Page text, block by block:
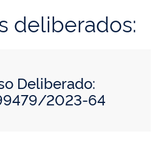
deliberados:
Deliberado:
2023-64